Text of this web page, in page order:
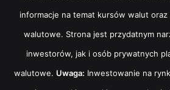
informacje na temat kursów walut
walutowe. Strona jest przydatnym
inwestorów, jak i osób prywatnych
walutowe. Uwaga: Inwestowanie na